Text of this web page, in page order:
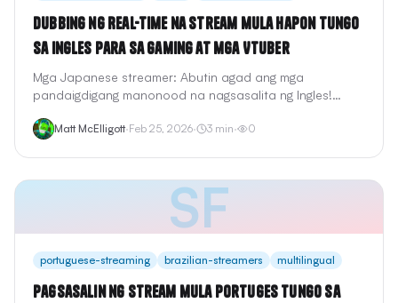
Dubbing ng Real-Time na Stream mula Hapon tungo
sa Ingles para sa Gaming at mga VTuber
Mga Japanese streamer: Abutin agad ang mga
pandaigdigang manonood na nagsasalita ng Ingles!
personalidad. <2s na latency, gumagana sa OBS,
Matt McElligott·Feb 25, 2026· 3 min· 0
SF
portuguese-streaming brazilian-streamers multilingual
Pagsasalin ng Stream mula Portuges tungo sa